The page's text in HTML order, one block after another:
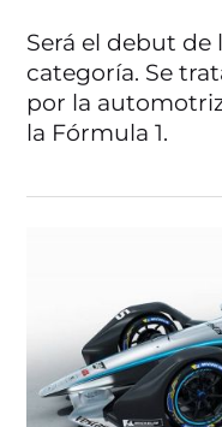
Será el debut de
categoría. Se
por la
la Fórmula 1.